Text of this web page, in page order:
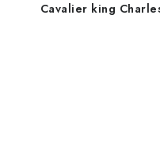
Cavalier king